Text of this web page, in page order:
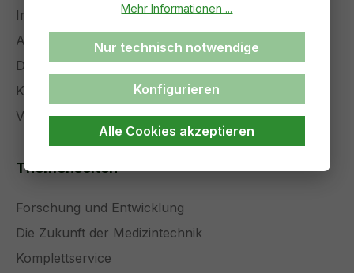
Impressum
AGB
Datenschutz
Kontakt
Versand und Zahlung
Themenseiten
Forschung und Entwicklung
Die Zukunft der Medizintechnik
Komplettservice
Mehr Informationen ...
Nur technisch notwendige
Konfigurieren
Alle Cookies akzeptieren